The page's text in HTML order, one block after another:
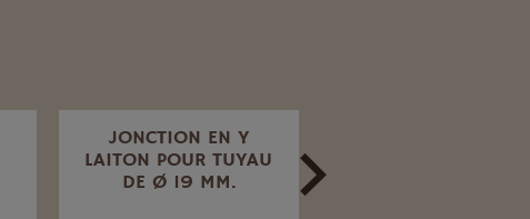
JONCTION EN Y
LAITON POUR TUYAU
DE Ø 19 MM.